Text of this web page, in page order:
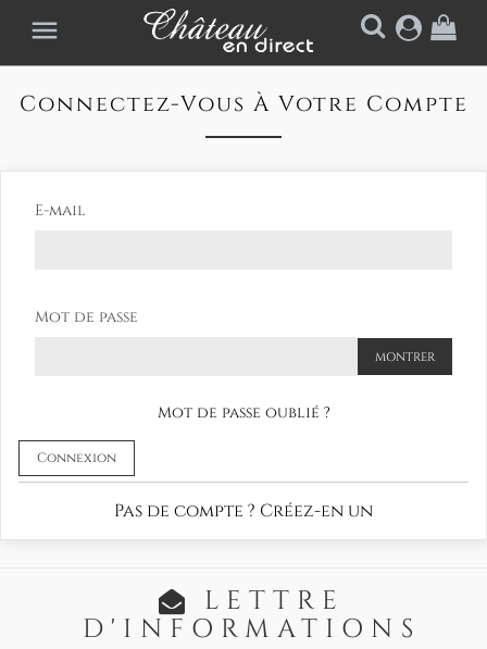

Connectez-Vous À Votre Compte
E-mail
Mot de passe
MONTRER
Mot de passe oublié ?
Connexion
Pas de compte ? Créez-en un
LETTRE
D'INFORMATIONS